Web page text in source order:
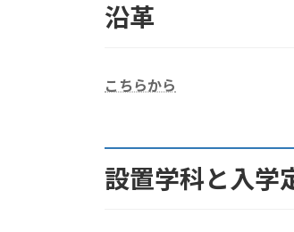
沿革
こちらから
設置学科と入学